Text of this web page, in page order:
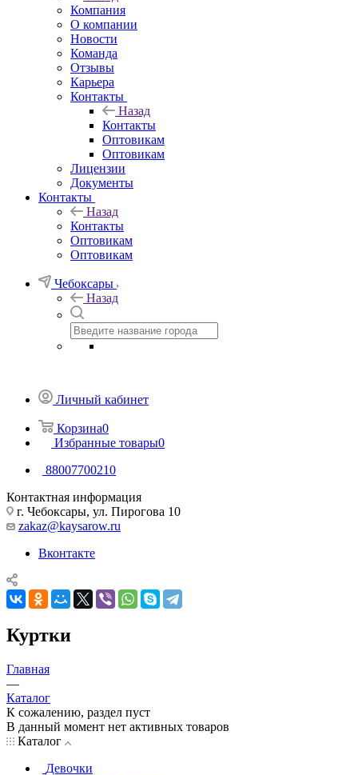
Компания
О компании
Новости
Команда
Отзывы
Карьера
Контакты
Назад
Контакты
Оптовикам
Оптовикам
Лицензии
Документы
Контакты
Назад
Контакты
Оптовикам
Оптовикам
Чебоксары
Назад
Личный кабинет
Корзина0
Избранные товары0
88007700210
Контактная информация
г. Чебоксары, ул. Пирогова 10
zakaz@kaysarow.ru
Вконтакте
Куртки
Главная
—
Каталог
К сожалению, раздел пуст
В данный момент нет активных товаров
Каталог
Девочки